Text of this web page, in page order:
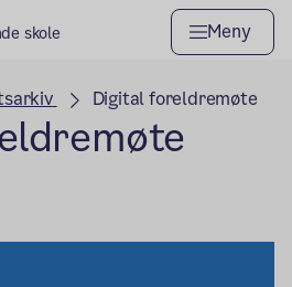
skole Meny
Digital foreldremøte